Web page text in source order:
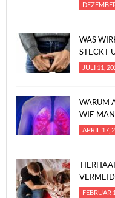
WAS
STECKT
JULI 11,
WARUM
WIE
APRIL 17,
FEBRUAR